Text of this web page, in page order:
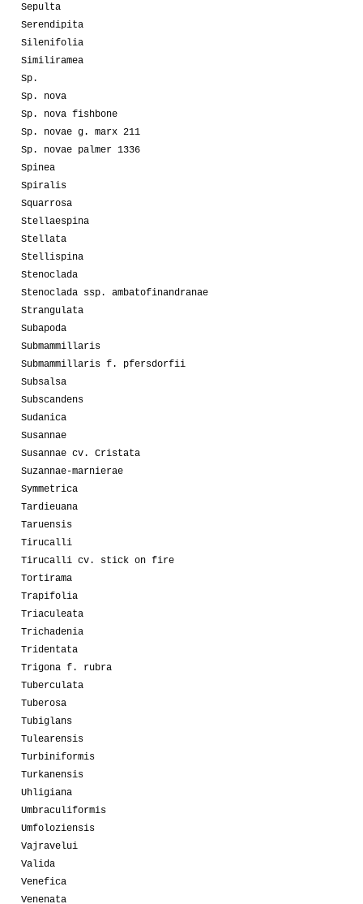
Sepulta
Serendipita
Silenifolia
Similiramea
Sp.
Sp. nova
Sp. nova fishbone
Sp. novae g. marx 211
Sp. novae palmer 1336
Spinea
Spiralis
Squarrosa
Stellaespina
Stellata
Stellispina
Stenoclada
Stenoclada ssp. ambatofinandranae
Strangulata
Subapoda
Submammillaris
Submammillaris f. pfersdorfii
Subsalsa
Subscandens
Sudanica
Susannae
Susannae cv. Cristata
Suzannae-marnierae
Symmetrica
Tardieuana
Taruensis
Tirucalli
Tirucalli cv. stick on fire
Tortirama
Trapifolia
Triaculeata
Trichadenia
Tridentata
Trigona f. rubra
Tuberculata
Tuberosa
Tubiglans
Tulearensis
Turbiniformis
Turkanensis
Uhligiana
Umbraculiformis
Umfoloziensis
Vajravelui
Valida
Venefica
Venenata